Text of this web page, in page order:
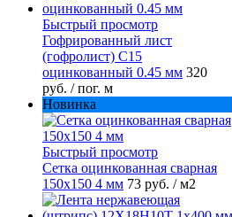
Быстрый просмотр
Гофрированный лист
(гофролист) С15
оцинкованный 0.45 мм 320
руб. / пог. м
Новинка
Быстрый просмотр
Сетка оцинкованная сварная
150х150 4 мм 73 руб. / м2